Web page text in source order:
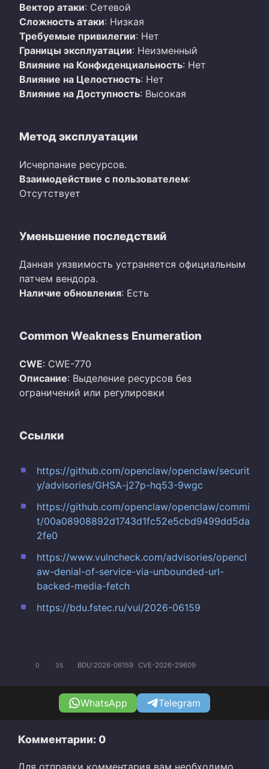
Вектор атаки: Сетевой
Сложность атаки: Низкая
Требуемые привилегии: Нет
Границы эксплуатации: Неизменный
Влияние на Конфиденциальность: Нет
Влияние на Целостность: Нет
Влияние на Доступность: Высокая
Метод эксплуатации
Исчерпание ресурсов.
Взаимодействие с пользователем:
Отсутствует
Уменьшение последствий
Данная уязвимость устраняется официальным
патчем вендора.
Наличие обновления: Есть
Common Weakness Enumeration
CWE: CWE-770
Описание: Выделение ресурсов без
ограничений или регулировки
Ссылки
https://github.com/openclaw/openclaw/securit
y/advisories/GHSA-j27p-hq53-9wgc
https://github.com/openclaw/openclaw/commi
t/00a08908892d1743d1fc52e5cbd9499dd5da
2fe0
https://www.vulncheck.com/advisories/opencl
aw-denial-of-service-via-unbounded-url-
backed-media-fetch
https://bdu.fstec.ru/vul/2026-06159
0 35 BDU:2026-06159 CVE-2026-29609
WhatsApp Telegram
Комментарии: 0
Для отправки комментария вам необходимо